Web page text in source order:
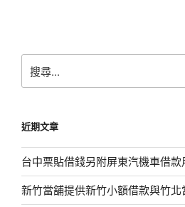
尋
字:
近期文章
台中票貼借錢另附屏東汽機車借
新竹當舖提供新竹小額借款與竹